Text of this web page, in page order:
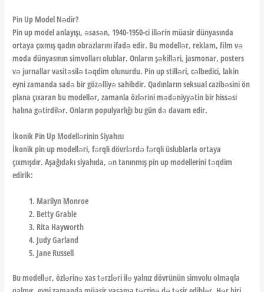
Pin Up Model Nədir?
Pin up model anlayışı, əsasən, 1940-1950-ci illərin müasir dünyasında
ortaya çıxmış qadın obrazlarını ifadə edir. Bu modellər, reklam, film və
moda dünyasının simvolları olublar. Onların şəkilləri, jasmonar, posters
və jurnallar vasitəsilə təqdim olunurdu. Pin up stilləri, cəlbedici, lakin
eyni zamanda sadə bir gözəlliyə sahibdir. Qadınların seksual cazibəsini ön
plana çıxaran bu modellər, zamanla özlərini mədəniyyətin bir hissəsi
halına gətirdilər. Onların populyarlığı bu gün də davam edir.
İkonik Pin Up Modellərinin Siyahısı
İkonik pin up modelləri, fərqli dövrlərdə fərqli üslublarla ortaya
çıxmışdır. Aşağıdakı siyahıda, ən tanınmış pin up modellerini təqdim
edirik:
Marilyn Monroe
Betty Grable
Rita Hayworth
Judy Garland
Jane Russell
Bu modellər, özlərinə xas tərzləri ilə yalnız dövrünün simvolu olmaqla